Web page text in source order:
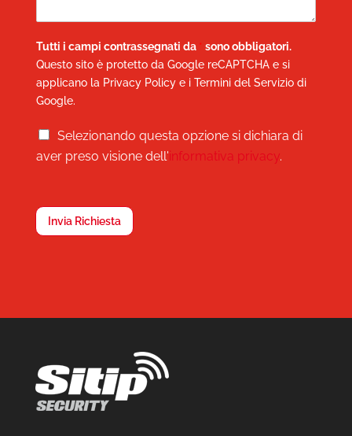
privacy policy.
Tutti i campi contrassegnati da * sono obbligatori.
Questo sito è protetto da Google reCAPTCHA e si
applicano la Privacy Policye i Termini del Serviziodi
Google.
T
r
n
i
i
o
n
i
Selezionando questa opzione si dichiara di
aver preso visione dell'informativa privacy.
Invia Richiesta